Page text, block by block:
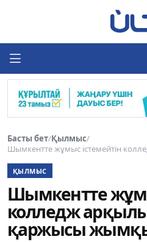
Басты бет/Қылмыс/
Шымкентте жұмыс істемейтін
ҚЫЛМЫС
Шымкентте
колледж
қаржысы